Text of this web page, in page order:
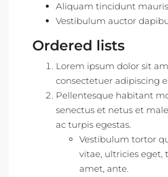
Aliquam tincidunt mauris
Vestibulum auctor
Ordered lists
Lorem ipsum dolor sit
consectetuer adipiscing
Pellentesque habitant
senectus et netus et
ac turpis egestas.
Vestibulum tortor
vitae, ultricies eget,
amet, ante.